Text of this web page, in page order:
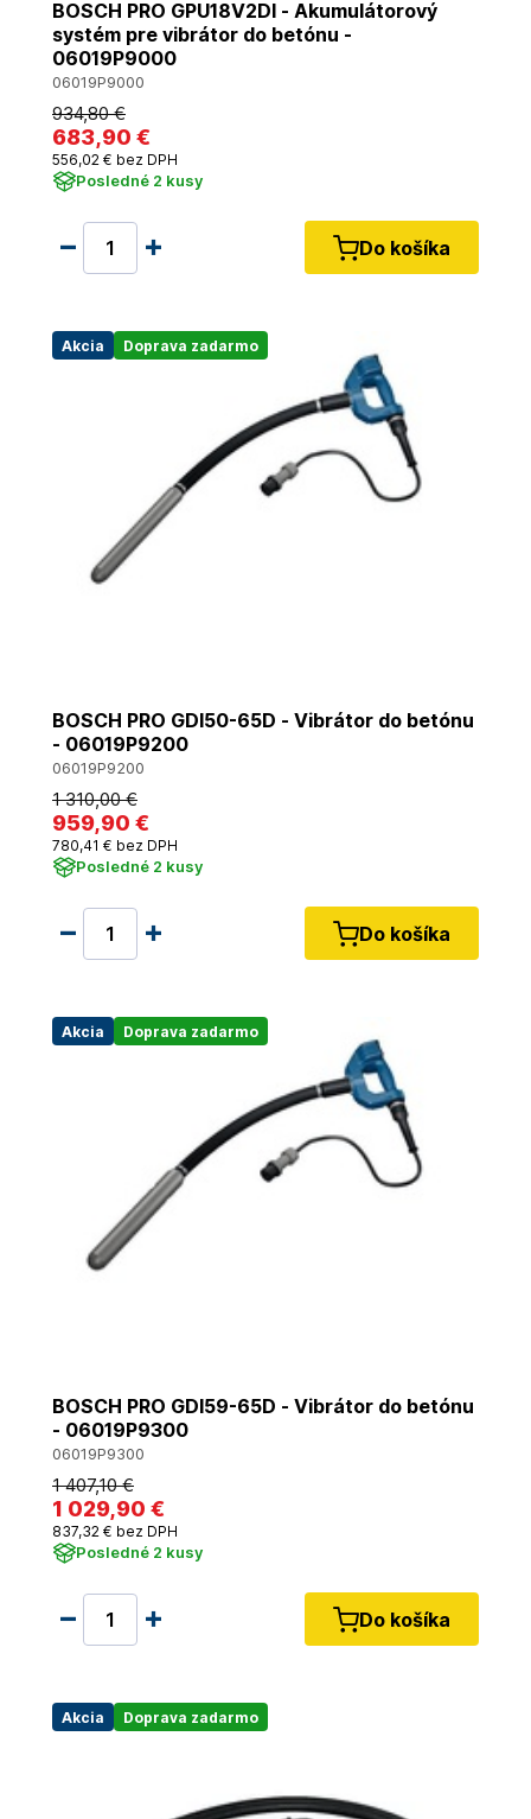
BOSCH PRO GPU18V2DI - Akumulátorový
systém pre vibrátor do betónu -
06019P9000
06019P9000
934,80 €
683,90 €
556,02 € bez DPH
Posledné 2 kusy
Do košíka
Akcia Doprava zadarmo
BOSCH PRO GDI50-65D - Vibrátor do betónu
- 06019P9200
06019P9200
1 310,00 €
959,90 €
780,41 € bez DPH
Posledné 2 kusy
Do košíka
Akcia Doprava zadarmo
BOSCH PRO GDI59-65D - Vibrátor do betónu
- 06019P9300
06019P9300
1 407,10 €
1 029,90 €
837,32 € bez DPH
Posledné 2 kusy
Do košíka
Akcia Doprava zadarmo